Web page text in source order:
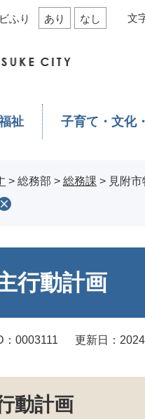
ふり あり なし 文
祉 子育て・文化
> 総務部 > 総務課 > 見附
行動計画
：0003111 更新日：
動計画